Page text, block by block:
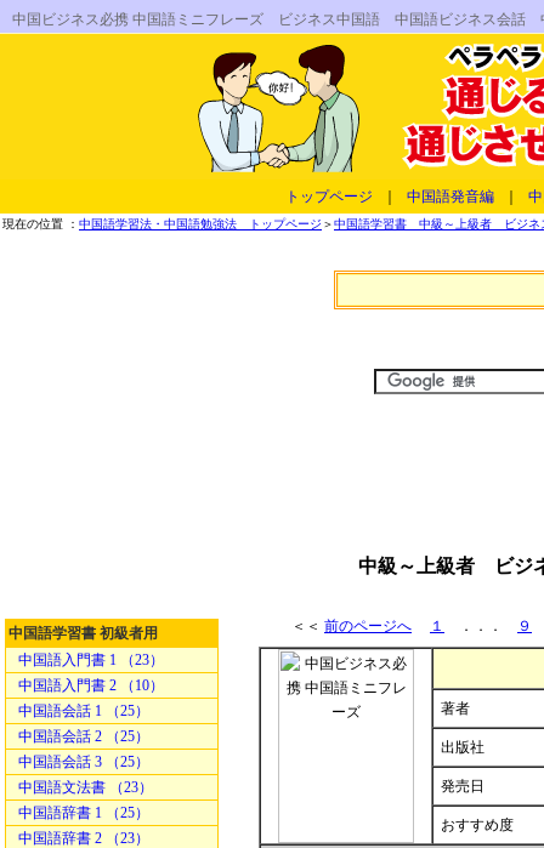
中国ビジネス必携 中国語ミニフレーズ ビジネス中国語 中国語ビジネス会
トップページ 中国語発音編
現在の位置 ： 中国語学習法・中国語勉強法 トップページ ＞中国語学習書 中級～上級者 ビジネ
中級～上級者 ビジ
中国語学習書 初級者用
中国語入門書 1 （23）
中国語入門書 2 （10）
中国語会話 1 （25）
中国語会話 2 （25）
中国語会話 3 （25）
中国語文法書 （23）
中国語辞書 1 （25）
中国語辞書 2 （23）
＜＜ 前のページへ １ ．．． ９
著者
出版社
発売日
おすすめ度